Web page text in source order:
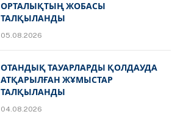
ОРТАЛЫҚТЫҢ ЖОБАСЫ
ТАЛҚЫЛАНДЫ
05.08.2026
ОТАНДЫҚ ТАУАРЛАРДЫ ҚОЛДАУДА
АТҚАРЫЛҒАН ЖҰМЫСТАР
ТАЛҚЫЛАНДЫ
04.08.2026